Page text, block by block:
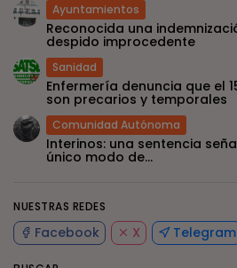
NUESTRAS REDES
Facebook X Telegram
Ayuntamientos
Reconocida una
despido improcedente
Sanidad
Enfermería denuncia que el
son precarios y temporales
Comunidad Autónoma
Interinos: una sentencia
único modo de...